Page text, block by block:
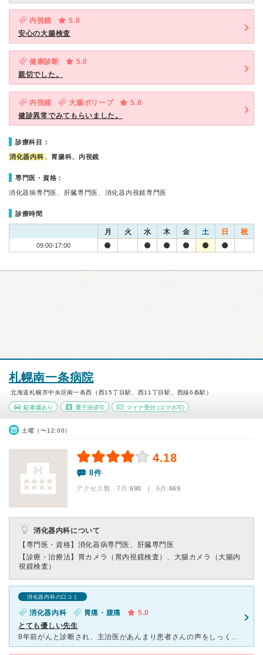
内視鏡
5.0
安心の大腸検査
健康診断
5.0
親切でした。
内視鏡 大腸ポリープ
5.0
健診異常でみてもらいました。
診療科目：
消化器内科 、胃腸科、内視鏡
専門医・資格：
消化器病専門医、肝臓専門医、消化器内視鏡専門医
診療時間
月 火 水 木 金 土 日 祝
09:00-17:00
札幌南一条病院
北海道札幌市中央区南一条西（西15丁目駅、西11丁目駅、西線6条駅）
駐車場あり 電子決済可 マイナ受付 (スマホ可)
土曜（〜12:00）
4.18
8件
アクセス数 7月:690 | 6月:669
消化器内科について
【専門医・資格】 消化器病専門医、肝臓専門医
【診療・治療法】 胃カメラ（胃内視鏡検査）、大腸カメラ（大腸内
視鏡検査）
消化器内科の口コミ
消化器内科 胃痛・腹痛
5.0
とても優しい先生
8年前がんと診断され、主治医があんまり患者さんの声をしっくり聞いてくれなくて、問診の際いつも流れ作業で、ずっと胃の左側が痛みを感じて、こちらの消化器内科の小林先生に見てもらって色々問診と検査を受け、漢